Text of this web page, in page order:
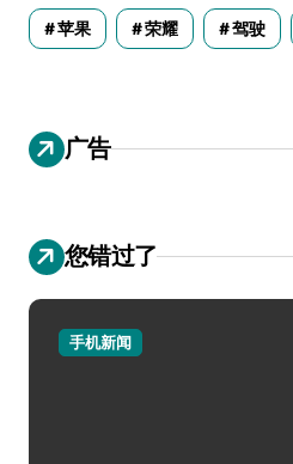
苹果 荣耀 驾驶
广告
您错过了
手机新闻